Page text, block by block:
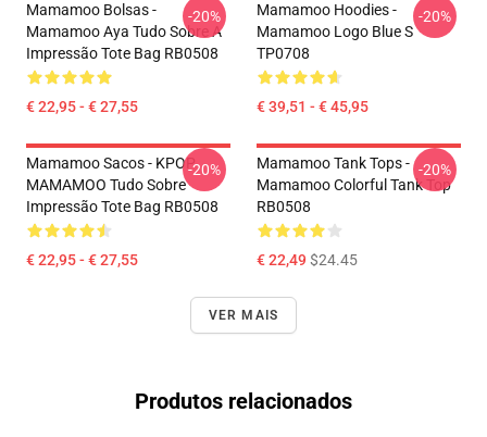
Mamamoo Bolsas -
Mamamoo Aya Tudo Sobre A
Impressão Tote Bag RB0508
€ 22,95 - € 27,55
-20%
Mamamoo Hoodies -
Mamamoo Logo Blue S
TP0708
€ 39,51 - € 45,95
-20%
Mamamoo Sacos - KPOP
MAMAMOO Tudo Sobre
Impressão Tote Bag RB0508
€ 22,95 - € 27,55
-20%
Mamamoo Tank Tops -
Mamamoo Colorful Tank Top
RB0508
€ 22,49$24.45
-20%
VER MAIS
Produtos relacionados